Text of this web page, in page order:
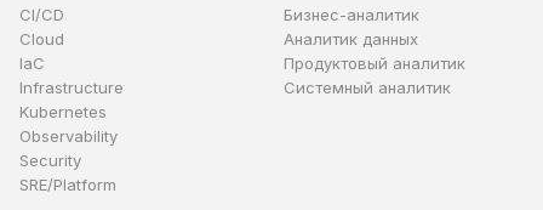
CI/CD
Cloud
IaC
Infrastructure
Kubernetes
Observability
Security
SRE/Platform
Бизнес-аналитик
Аналитик данных
Продуктовый аналитик
Системный аналитик